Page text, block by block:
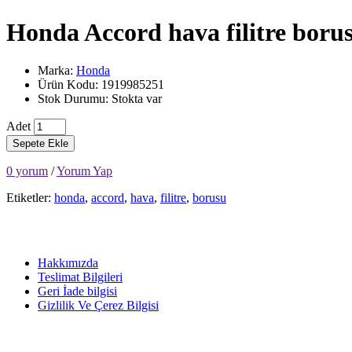
Honda Accord hava filitre
Marka: Honda
Ürün Kodu: 1919985251
Stok Durumu: Stokta var
Adet
Sepete Ekle
0 yorum /Yorum Yap
Etiketler: honda, accord, hava, filitre, borusu
Hakkımızda
Teslimat Bilgileri
Geri İade bilgisi
Gizlilik Ve Çerez Bilgisi